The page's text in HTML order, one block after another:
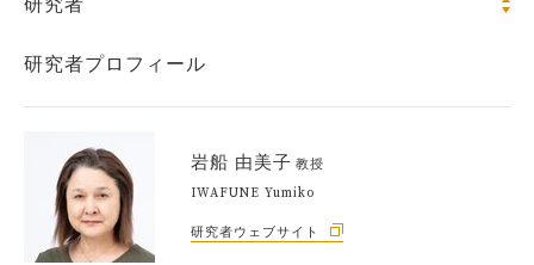
研究者
研究者プロフィール
岩船 由美子 教授
IWAFUNE Yumiko
研究者ウェブサイト